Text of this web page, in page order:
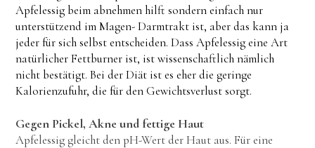
Apfelessig beim abnehmen hilft sondern einfach nur
unterstützend im Magen- Darmtrakt ist, aber das kann ja
jeder für sich selbst entscheiden. Dass Apfelessig eine Art
natürlicher Fettburner ist, ist wissenschaftlich nämlich
nicht bestätigt. Bei der Diät ist es eher die geringe
Kalorienzufuhr, die für den Gewichtsverlust sorgt.
Gegen Pickel, Akne und fettige Haut
Apfelessig gleicht den pH-Wert der Haut aus. Für eine